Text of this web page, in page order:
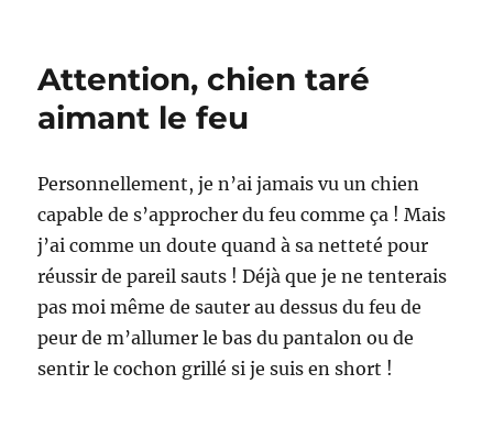
Attention, chien taré
aimant le feu
Personnellement, je n’ai jamais vu un chien
capable de s’approcher du feu comme ça ! Mais
j’ai comme un doute quand à sa netteté pour
réussir de pareil sauts ! Déjà que je ne tenterais
pas moi même de sauter au dessus du feu de
peur de m’allumer le bas du pantalon ou de
sentir le cochon grillé si je suis en short !